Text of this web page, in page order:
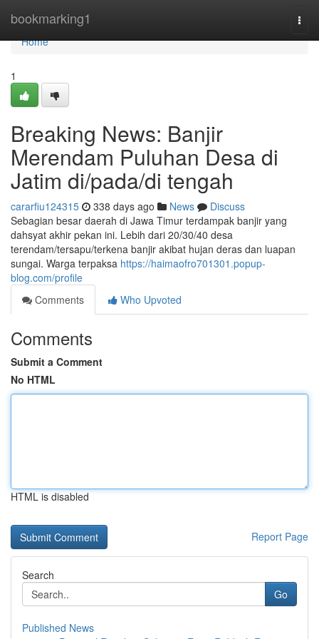
bookmarking1
Home
Home
1
Breaking News: Banjir
Merendam Puluhan Desa di
Jatim di/pada/di tengah
cararfiu124315 338 days ago News
Discuss
Sebagian besar daerah di Jawa Timur terdampak banjir yang
dahsyat akhir pekan ini. Lebih dari 20/30/40 desa
terendam/tersapu/terkena banjir akibat hujan deras dan luapan
sungai. Warga terpaksa https://haimaofro701301.popup-
blog.com/profile
Comments
Who Upvoted
Comments
Submit a Comment
No HTML
HTML is disabled
Report Page
Search
Go
Published News